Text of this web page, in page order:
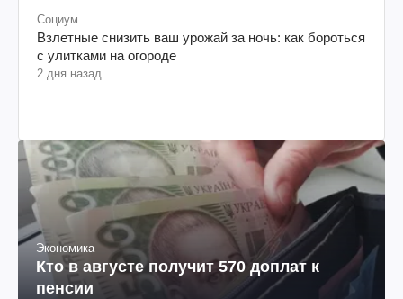
Социум
Взлетные снизить ваш урожай за ночь: как бороться
с улитками на огороде
2 дня назад
Экономика
Кто в августе получит 570 доплат к
пенсии